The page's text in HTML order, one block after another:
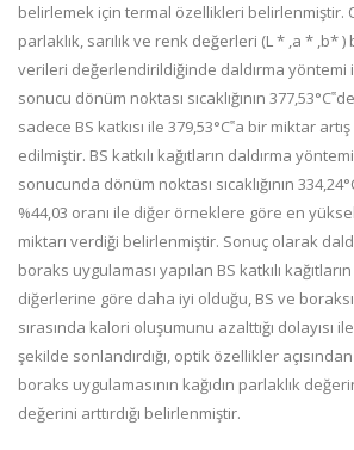
belirlemek için termal özellikleri belirlenmiştir.
parlaklık, sarılık ve renk değerleri (L * ,a * ,b* )
verileri değerlendirildiğinde daldırma yöntemi
sonucu dönüm noktası sıcaklığının
sadece BS katkısı ile 379,53°C‟a bir miktar
edilmiştir. BS katkılı kağıtların daldırma
sonucunda dönüm noktası sıcaklığının
%44,03 oranı ile diğer örneklere göre en
miktarı verdiği belirlenmiştir. Sonuç olarak
boraks uygulaması yapılan BS katkılı
diğerlerine göre daha iyi olduğu, BS ve
sırasında kalori oluşumunu azalttığı dolayısı
şekilde sonlandırdığı, optik özellikler açısından
boraks uygulamasının kağıdın parlaklık
değerini arttırdığı belirlenmiştir.